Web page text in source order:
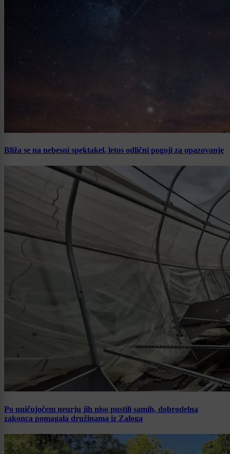
Bliža se na nebesni spektakel, letos odlični pogoji za opazovanje
Po uničujočem neurju jih niso pustili samih, dobrodelna
zakonca pomagala družinama iz Zaloga